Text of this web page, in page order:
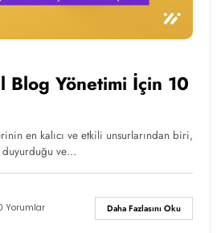
Blog Yönetimi İçin 10
en kalıcı ve etkili unsurlarından biri,
duyurduğu ve…
Yorumlar Daha Fazlasını Oku